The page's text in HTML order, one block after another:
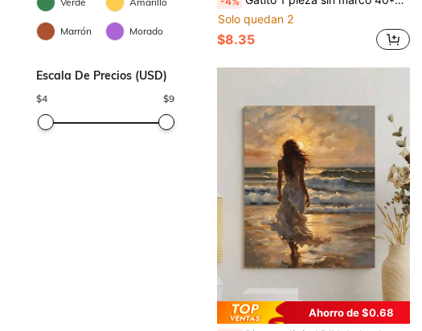
Marrón Morado
Escala De Precios (USD)
$4 $9
Solo quedan 2
$8.35
Ahorro de $0.68